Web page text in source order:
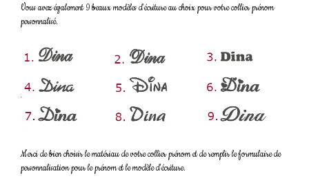
Vous avez également 9 beaux modèles d'écriture au choix pour votre collier prénom
personnalisé.
Merci de bien choisir le matériau de votre collier prénom et de remplir le formulaire de
personnalisation pour le prénom et le modèle d'écriture.